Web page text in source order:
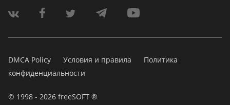
DMCA Policy Условия и правила
Политика
конфиденциальности
© 1998 - 2026 freeSOFT ®